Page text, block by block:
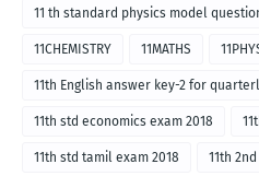
11 th standard physics model
11CHEMISTRY 11MATHS
11th English answer key-2 for
11th std economics exam 2018
11th std tamil exam 2018 11th